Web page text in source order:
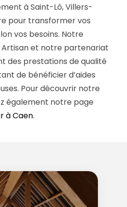
à Saint-Lô, Villers-
pour transformer vos
vos besoins. Notre
Artisan et notre partenariat
des prestations de qualité
de bénéficier d’aides
Pour découvrir notre
également notre page
à Caen.